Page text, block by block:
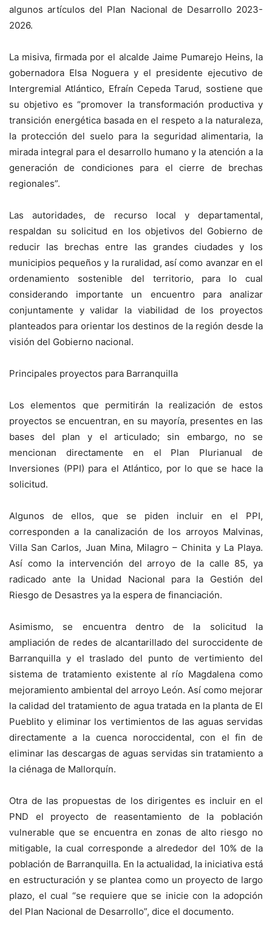
algunos artículos del Plan Nacional de Desarrollo 2023-
2026.
La misiva, firmada por el alcalde Jaime Pumarejo Heins, la
gobernadora Elsa Noguera y el presidente ejecutivo de
Intergremial Atlántico, Efraín Cepeda Tarud, sostiene que
su objetivo es “promover la transformación productiva y
transición energética basada en el respeto a la naturaleza,
la protección del suelo para la seguridad alimentaria, la
mirada integral para el desarrollo humano y la atención a la
generación de condiciones para el cierre de brechas
regionales”.
Las autoridades, de recurso local y departamental,
respaldan su solicitud en los objetivos del Gobierno de
reducir las brechas entre las grandes ciudades y los
municipios pequeños y la ruralidad, así como avanzar en el
ordenamiento sostenible del territorio, para lo cual
considerando importante un encuentro para analizar
conjuntamente y validar la viabilidad de los proyectos
planteados para orientar los destinos de la región desde la
visión del Gobierno nacional.
Principales proyectos para Barranquilla
Los elementos que permitirán la realización de estos
proyectos se encuentran, en su mayoría, presentes en las
bases del plan y el articulado; sin embargo, no se
mencionan directamente en el Plan Plurianual de
Inversiones (PPI) para el Atlántico, por lo que se hace la
solicitud.
Algunos de ellos, que se piden incluir en el PPI,
corresponden a la canalización de los arroyos Malvinas,
Villa San Carlos, Juan Mina, Milagro – Chinita y La Playa.
Así como la intervención del arroyo de la calle 85, ya
radicado ante la Unidad Nacional para la Gestión del
Riesgo de Desastres ya la espera de financiación.
Asimismo, se encuentra dentro de la solicitud la
ampliación de redes de alcantarillado del suroccidente de
Barranquilla y el traslado del punto de vertimiento del
sistema de tratamiento existente al río Magdalena como
mejoramiento ambiental del arroyo León. Así como mejorar
la calidad del tratamiento de agua tratada en la planta de El
Pueblito y eliminar los vertimientos de las aguas servidas
directamente a la cuenca noroccidental, con el fin de
eliminar las descargas de aguas servidas sin tratamiento a
la ciénaga de Mallorquín.
Otra de las propuestas de los dirigentes es incluir en el
PND el proyecto de reasentamiento de la población
vulnerable que se encuentra en zonas de alto riesgo no
mitigable, la cual corresponde a alrededor del 10% de la
población de Barranquilla. En la actualidad, la iniciativa está
en estructuración y se plantea como un proyecto de largo
plazo, el cual “se requiere que se inicie con la adopción
del Plan Nacional de Desarrollo”, dice el documento.